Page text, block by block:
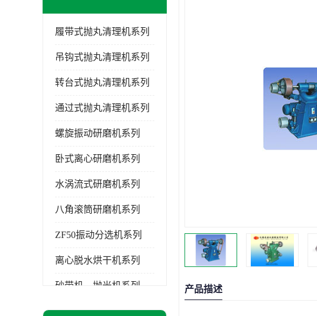
履带式抛丸清理机系列
吊钩式抛丸清理机系列
转台式抛丸清理机系列
通过式抛丸清理机系列
螺旋振动研磨机系列
卧式离心研磨机系列
水涡流式研磨机系列
八角滚筒研磨机系列
ZF50振动分选机系列
离心脱水烘干机系列
砂带机，抛光机系列
无锡泰源清洗机系列
产品描述